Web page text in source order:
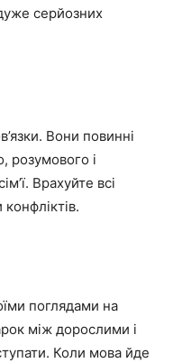
серйозних
Вони повинні
розумового і
Врахуйте всі
поглядами на
між дорослими і
Коли мова йде